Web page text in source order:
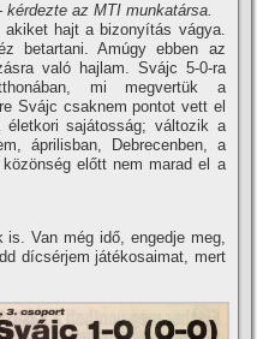
az MTI munkatársa.
hajt a bizonyí­tás vágya.
betartani. Amúgy ebben az
való hajlam. Svájc 5-0-ra
mi megvertük a
Svájc csaknem pontot vett el
sajátosság; változik a
áprilisban, Debrecenben, a
előtt nem marad el a
is. Van még idő, engedje meg,
dí­csérjem játékosaimat, mert